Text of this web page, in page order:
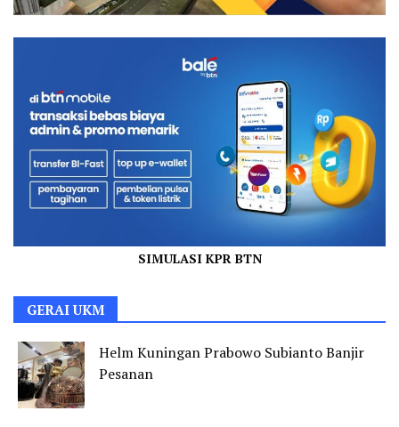
SIMULASI KPR BTN
GERAI UKM
Helm Kuningan Prabowo Subianto Banjir
Pesanan